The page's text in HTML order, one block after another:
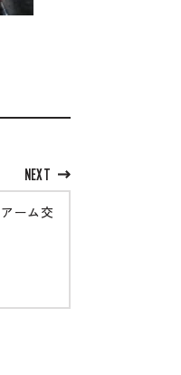
NEXT
ーム交